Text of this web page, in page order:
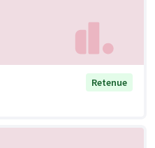
Retenue